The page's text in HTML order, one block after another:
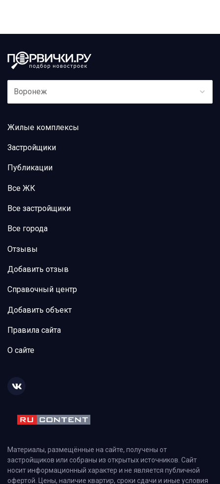
Воронеж
Жилые комплексы
Застройщики
Публикации
Все ЖК
Все застройщики
Все города
Отзывы
Добавить отзыв
Справочный центр
Добавить объект
Правила сайта
О сайте
Материалы, размещённые на сайте, получены от
застройщиков или собраны из открытых источников. Сайт
носит информационный характер и не является публичной
офертой. Цены, наличие квартир, сроки сдачи и иные условия